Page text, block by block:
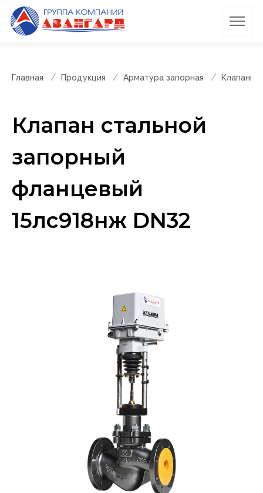
Главная Продукция Арматура запорная Клапаны
Клапан стальной
запорный
фланцевый
15лс918нж DN32